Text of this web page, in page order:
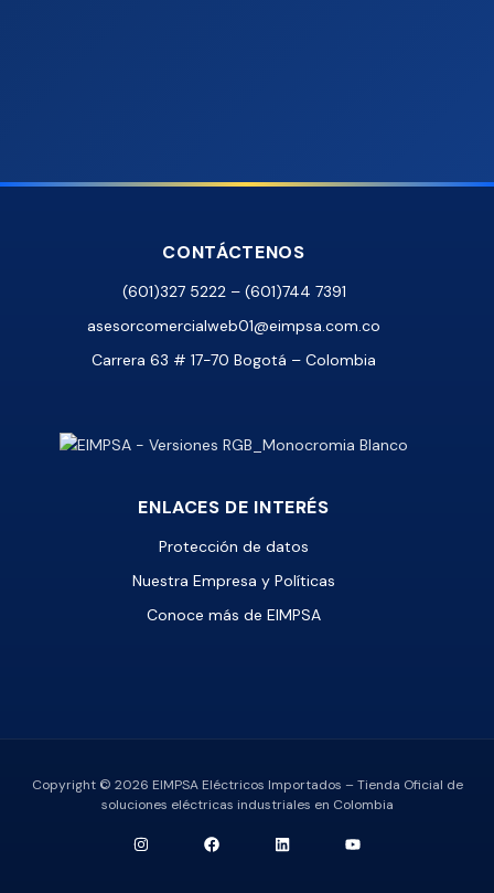
CONTÁCTENOS
(601)327 5222 – (601)744 7391
asesorcomercialweb01@eimpsa.com.co
Carrera 63 # 17-70 Bogotá – Colombia
ENLACES DE INTERÉS
Protección de datos
Nuestra Empresa y Políticas
Conoce más de EIMPSA
Copyright © 2026 EIMPSA Eléctricos Importados – Tienda Oficial de
soluciones eléctricas industriales en Colombia